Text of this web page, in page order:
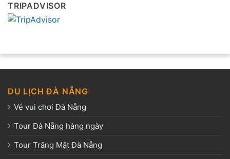
TRIPADVISOR
DU LỊCH ĐÀ NẴNG
Vé vui chơi Đà Nẵng
Tour Đà Nẵng hàng ngày
Tour Trăng Mật Đà Nẵng